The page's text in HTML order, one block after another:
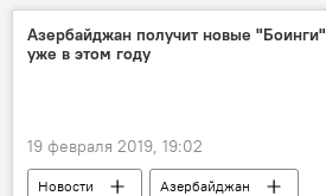
Азербайджан получит новые "Боинги"
уже в этом году
19 февраля 2019, 19:02
Новости Азербайджан